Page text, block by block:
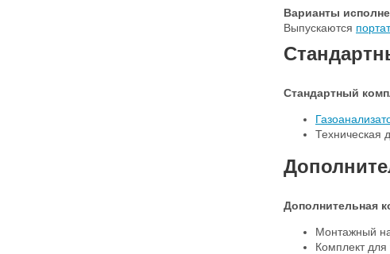
Варианты
Выпускаются
Стандартный
Техническая
Дополнительная
Монтажный
Комплект для